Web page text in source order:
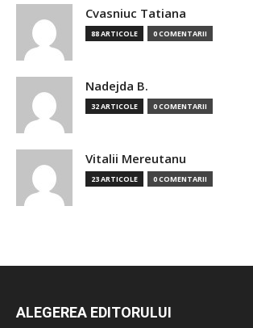
Cvasniuc Tatiana
88 ARTICOLE 0 COMENTARII
Nadejda B.
32 ARTICOLE 0 COMENTARII
Vitalii Mereutanu
23 ARTICOLE 0 COMENTARII
ALEGEREA EDITORULUI